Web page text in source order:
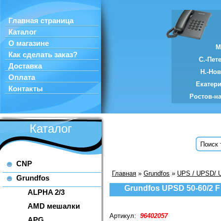
Главная страница
Каталог
О магазине
Как сделать заказ?
Доставка
Оплата
Контакты
С.-
Н.-
Ростов-
Каталог
CNP
Grundfos
ALPHA 2/3
AMD мешалки
Главная » Grundfos » UPS / UPSD/
Grundfos UPSD 50-60/2
Артикул: 96402057